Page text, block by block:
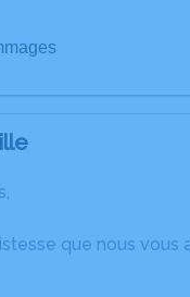
que nous